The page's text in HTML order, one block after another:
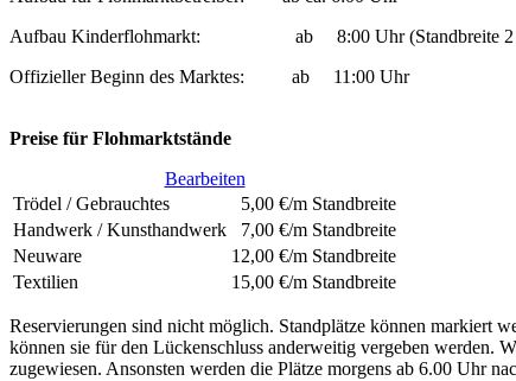
Aufbau Kinderflohmarkt: ab 8:00 Uhr (Standbreite 2
Offizieller Beginn des Marktes: ab 11:00 Uhr
Preise für Flohmarktstände
Bearbeiten
Trödel / Gebrauchtes
5,00 €/m Standbreite
Handwerk / Kunsthandwerk
7,00 €/m Standbreite
Neuware
12,00 €/m Standbreite
Textilien
15,00 €/m Standbreite
Reservierungen sind nicht möglich. Standplätze können markiert
können sie für den Lückenschluss anderweitig vergeben werden.
zugewiesen. Ansonsten werden die Plätze morgens ab 6.00 Uhr